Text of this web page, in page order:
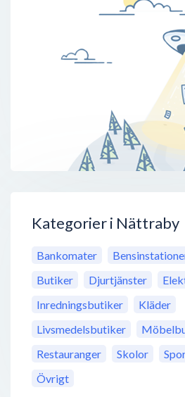
Kategorier i Nättraby
Bankomater
Butiker
Djurtjänster
Inredningsbutiker
Kläder
Livsmedelsbutiker
Restauranger
Skolor
Övrigt